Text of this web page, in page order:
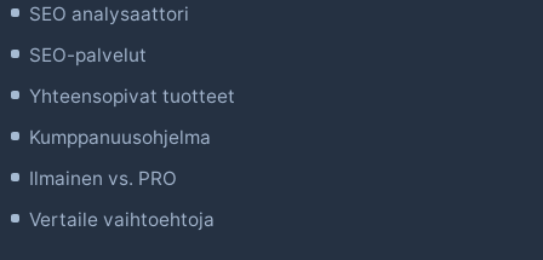
SEO analysaattori
SEO-palvelut
Yhteensopivat tuotteet
Kumppanuusohjelma
Ilmainen vs. PRO
Vertaile vaihtoehtoja